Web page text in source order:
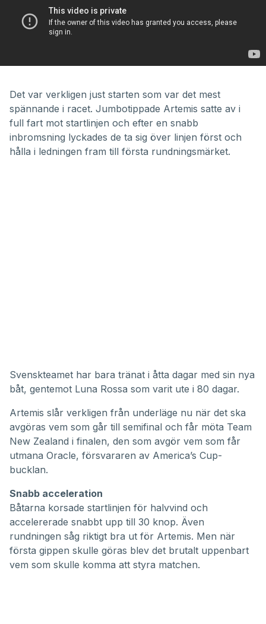
Det var verkligen just starten som var det mest
spännande i racet. Jumbotippade Artemis satte av i
full fart mot startlinjen och efter en snabb
inbromsning lyckades de ta sig över linjen först och
hålla i ledningen fram till första rundningsmärket.
Svenskteamet har bara tränat i åtta dagar med sin nya
båt, gentemot Luna Rossa som varit ute i 80 dagar.
Artemis slår verkligen från underläge nu när det ska
avgöras vem som går till semifinal och får möta Team
New Zealand i finalen, den som avgör vem som får
utmana Oracle, försvararen av America’s Cup-
bucklan.
Snabb acceleration
Båtarna korsade startlinjen för halvvind och
accelererade snabbt upp till 30 knop. Även
rundningen såg riktigt bra ut för Artemis. Men när
första gippen skulle göras blev det brutalt uppenbart
vem som skulle komma att styra matchen.